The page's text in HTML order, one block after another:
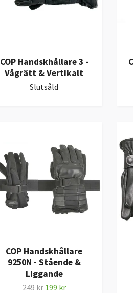
COP Handskhållare 3 -
Vågrätt & Vertikalt
Slutsåld
COP Handskhållare
9250N - Stående &
Liggande
249 kr 199 kr